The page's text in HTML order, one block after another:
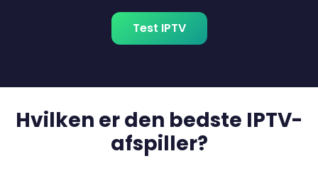
Test IPTV
Hvilken er den bedste IPTV-
afspiller?